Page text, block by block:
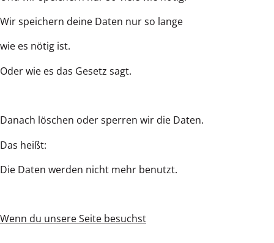
Wir speichern deine Daten nur so lange
wie es nötig ist.
Oder wie es das Gesetz sagt.
Danach löschen oder sperren wir die Daten.
Das heißt:
Die Daten werden nicht mehr benutzt.
Wenn du unsere Seite besuchst